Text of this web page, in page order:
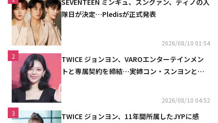
SEVENTEEN ミンギュ、スングァン、ディノの入
隊日が決定…Pledisが正式発表
2026/08/10 01:54
2
TWICE ジョンヨン、VAROエンターテインメン
トと専属契約を締結…実姉コン・スンヨンと同
2026/08/10 04:52
3
TWICE ジョンヨン、11年間所属したJYPに感